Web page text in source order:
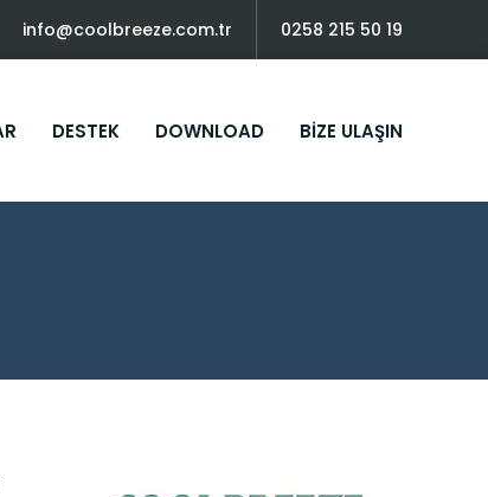
info@coolbreeze.com.tr 0258 215 50 19
DESTEK DOWNLOAD BIZE ULAŞIN